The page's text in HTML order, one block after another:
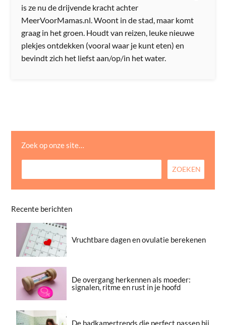
is ze nu de drijvende kracht achter
MeerVoorMamas.nl. Woont in de stad, maar komt
graag in het groen. Houdt van reizen, leuke nieuwe
plekjes ontdekken (vooral waar je kunt eten) en
bevindt zich het liefst aan/op/in het water.
Zoek op onze site…
Recente berichten
Vruchtbare dagen en ovulatie berekenen
De overgang herkennen als moeder:
signalen, ritme en rust in je hoofd